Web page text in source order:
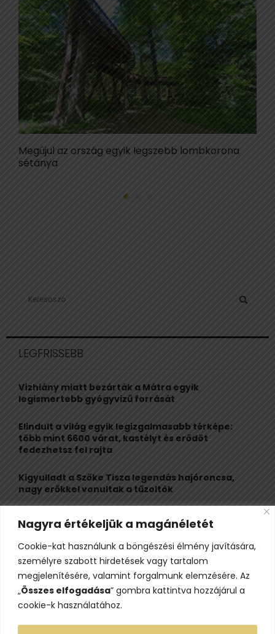
Nagyra értékeljük a magánéletét
Cookie-kat használunk a böngészési élmény javítására,
személyre szabott hirdetések vagy tartalom
megjelenítésére, valamint forgalmunk elemzésére. Az
„Összes elfogadása” gombra kattintva hozzájárul a
cookie-k használatához.
Megújul az ország egyik legszebb lombkorona
sétánya
h
o
r
LEGFRISSEBB
Vízhiány miatt bezárták a Mátra egyik
legismertebb gyógyvizű forrását
Elindult a világ egyik legizgalmasabb térképe:
több mint 6600 várat, kastélyt és erődöt
fedezhetsz fel rajta
Kigyulladt a Szőke Tisza legendás hajóroncsa,
nagy erőkkel vonultak a tűzoltók
Életveszélyes fenyegetést kapott, elmarad Majka
erdélyi koncertje
Több második világháborús német hajóroncs is
láthatóvá vált a Dunán